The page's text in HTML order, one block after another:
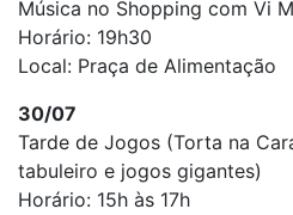
Música no Shopping com Vi
Horário: 19h30
Local: Praça de Alimentação
30/07
Tarde de Jogos (Torta na
tabuleiro e jogos gigantes)
Horário: 15h às 17h